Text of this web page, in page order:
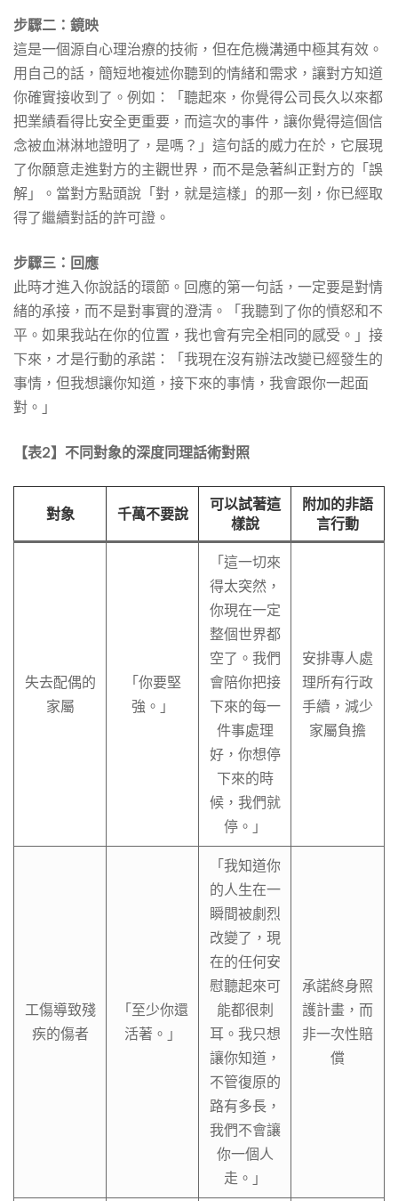
步驟二：鏡映
這是一個源自心理治療的技術，但在危機溝通中極其有效。
用自己的話，簡短地複述你聽到的情緒和需求，讓對方知道
你確實接收到了。例如：「聽起來，你覺得公司長久以來都
把業績看得比安全更重要，而這次的事件，讓你覺得這個信
念被血淋淋地證明了，是嗎？」這句話的威力在於，它展現
了你願意走進對方的主觀世界，而不是急著糾正對方的「誤
解」。當對方點頭說「對，就是這樣」的那一刻，你已經取
得了繼續對話的許可證。
步驟三：回應
此時才進入你說話的環節。回應的第一句話，一定要是對情
緒的承接，而不是對事實的澄清。「我聽到了你的憤怒和不
平。如果我站在你的位置，我也會有完全相同的感受。」接
下來，才是行動的承諾：「我現在沒有辦法改變已經發生的
事情，但我想讓你知道，接下來的事情，我會跟你一起面
對。」
【表2】不同對象的深度同理話術對照
對象 千萬不要說
可以試著這
樣說
附加的非語
言行動
失去配偶的
家屬
「你要堅
強。」
「這一切來
得太突然，
你現在一定
整個世界都
空了。我們
會陪你把接
下來的每一
件事處理
好，你想停
下來的時
候，我們就
停。」
安排專人處
理所有行政
手續，減少
家屬負擔
工傷導致殘
疾的傷者
「至少你還
活著。」
「我知道你
的人生在一
瞬間被劇烈
改變了，現
在的任何安
慰聽起來可
能都很刺
耳。我只想
讓你知道，
不管復原的
路有多長，
我們不會讓
你一個人
走。」
承諾終身照
護計畫，而
非一次性賠
償